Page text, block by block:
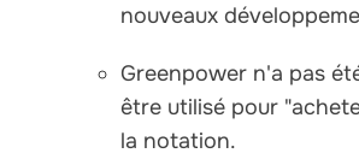
nouveaux
Greenpower n'a pas
être utilisé pour
la notation.